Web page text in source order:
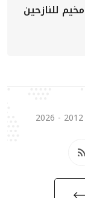
للنازحين